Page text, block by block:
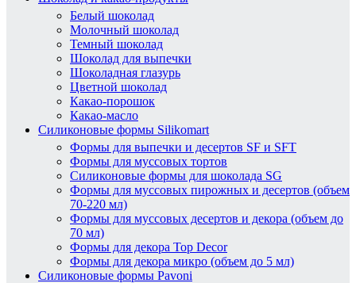
Белый шоколад
Молочный шоколад
Темный шоколад
Шоколад для выпечки
Шоколадная глазурь
Цветной шоколад
Какао-порошок
Какао-масло
Силиконовые формы Silikomart
Формы для выпечки и десертов SF и SFT
Формы для муссовых тортов
Силиконовые формы для шоколада SG
Формы для муссовых пирожных и десертов (объем
70-220 мл)
Формы для муссовых десертов и декора (объем до
70 мл)
Формы для декора Top Decor
Формы для декора микро (объем до 5 мл)
Силиконовые формы Pavoni